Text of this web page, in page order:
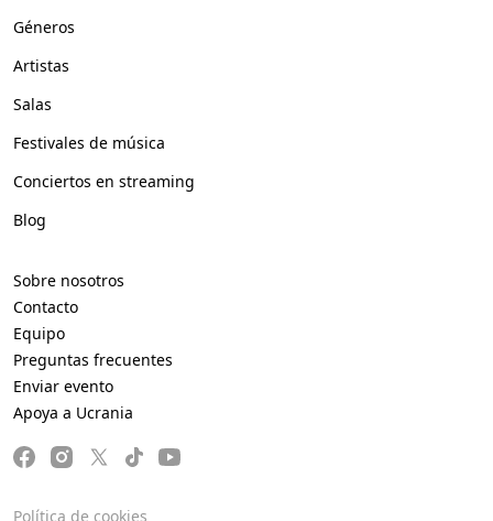
Géneros
Artistas
Salas
Festivales de música
Conciertos en streaming
Blog
Sobre nosotros
Contacto
Equipo
Preguntas frecuentes
Enviar evento
Apoya a Ucrania
Política de cookies